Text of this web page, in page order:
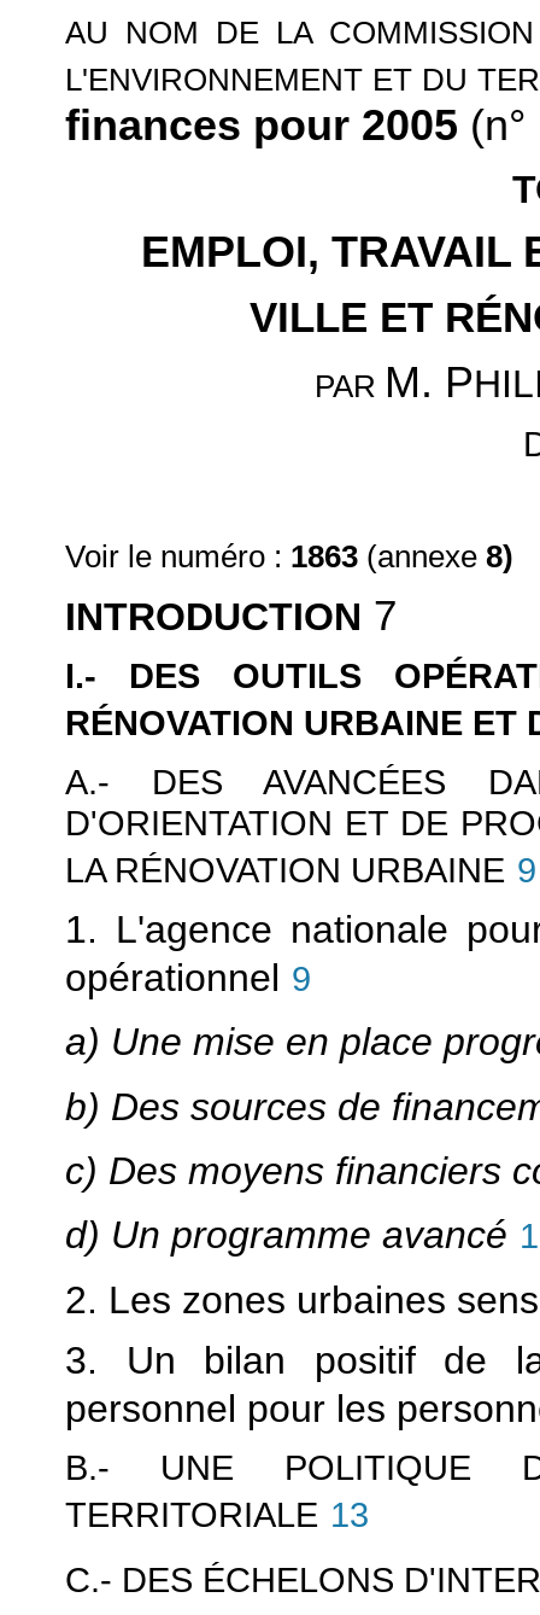
AU NOM DE LA
L'ENVIRONNEMENT ET DU
finances pour 2005
EMPLOI, TRAVAIL
VILLE ET
PAR M. P
Voir le numéro : 1863 (annexe 8)
INTRODUCTION 7
I.- DES OUTILS
RÉNOVATION URBAINE ET
A.- DES AVANCÉES
D'ORIENTATION ET DE
LA RÉNOVATION URBAINE 9
1. L'agence nationale
opérationnel 9
a) Une mise en place
b) Des sources de
c) Des moyens financiers
d) Un programme avancé
2. Les zones urbaines
3. Un bilan positif de
personnel pour les
B.- UNE POLITIQUE
TERRITORIALE 13
C.- DES ÉCHELONS